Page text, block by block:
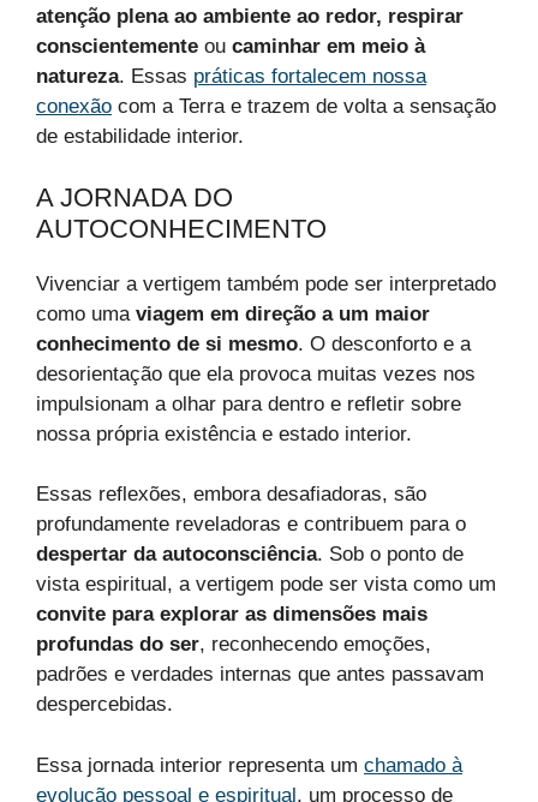
atenção plena ao ambiente ao redor, respirar
conscientemente ou caminhar em meio à
natureza. Essas práticas fortalecem nossa
conexão com a Terra e trazem de volta a sensação
de estabilidade interior.
A JORNADA DO
AUTOCONHECIMENTO
Vivenciar a vertigem também pode ser interpretado
como uma viagem em direção a um maior
conhecimento de si mesmo. O desconforto e a
desorientação que ela provoca muitas vezes nos
impulsionam a olhar para dentro e refletir sobre
nossa própria existência e estado interior.
Essas reflexões, embora desafiadoras, são
profundamente reveladoras e contribuem para o
despertar da autoconsciência. Sob o ponto de
vista espiritual, a vertigem pode ser vista como um
convite para explorar as dimensões mais
profundas do ser, reconhecendo emoções,
padrões e verdades internas que antes passavam
despercebidas.
Essa jornada interior representa um chamado à
evolução pessoal e espiritual, um processo de